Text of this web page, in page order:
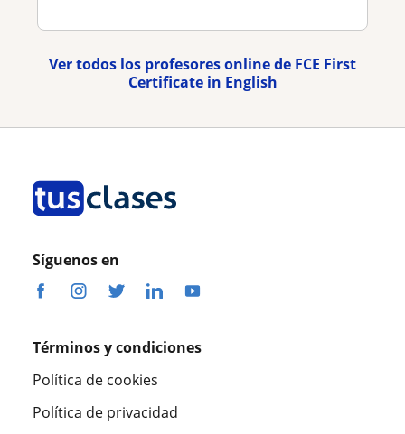
Ver todos los profesores online de FCE First
Certificate in English
Síguenos en
Términos y condiciones
Política de cookies
Política de privacidad